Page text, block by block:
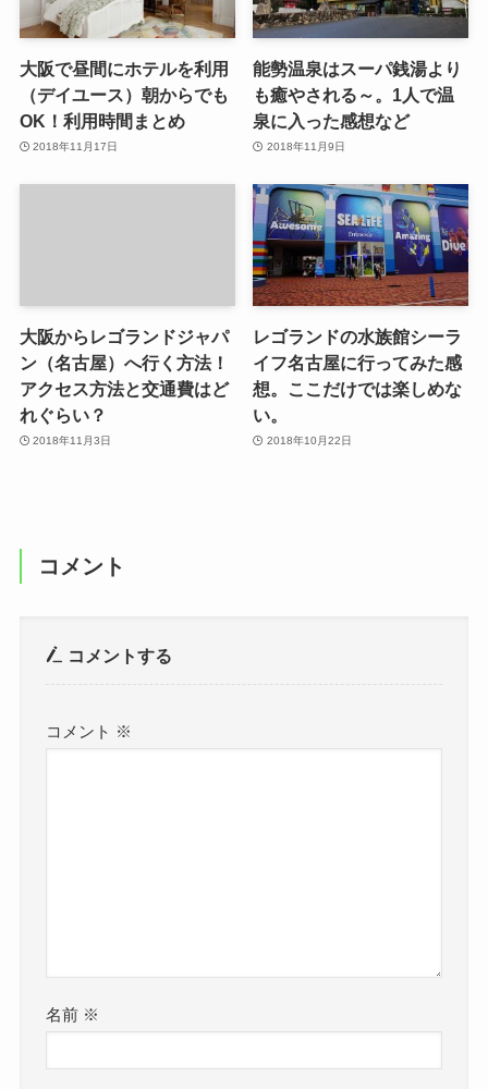
大阪で昼間にホテルを利用
（デイユース）朝からでも
OK！利用時間まとめ
2018年11月17日
能勢温泉はスーパ銭湯より
も癒やされる～。1人で温
泉に入った感想など
2018年11月9日
大阪からレゴランドジャパ
ン（名古屋）へ行く方法！
アクセス方法と交通費はど
れぐらい？
2018年11月3日
レゴランドの水族館シーラ
イフ名古屋に行ってみた感
想。ここだけでは楽しめな
い。
2018年10月22日
コメント
コメントする
コメント ※
名前 ※